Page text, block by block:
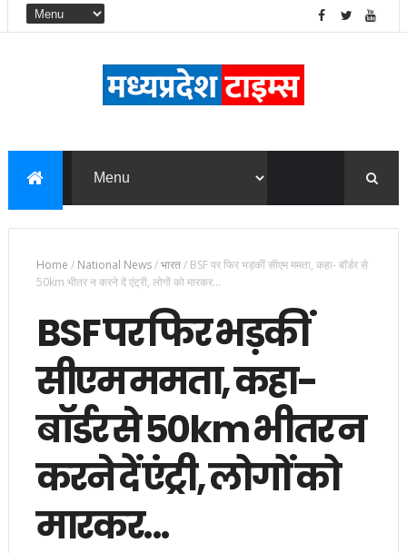
Home / National News/भारत/ BSF पर फिर भड़कीं सीएम ममता, कहा- बॉर्डर से
50km भीतर न करने दें एंट्री, लोगों को मारकर...
BSF पर फिर भड़कीं
सीएम ममता, कहा-
बॉर्डर से 50km भीतर न
करने दें एंट्री, लोगों को
मारकर...